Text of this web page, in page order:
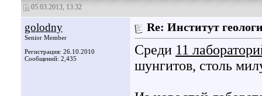
05.03.2013, 13:32
golodny
Senior Member
Регистрация: 26.10.2010
Сообщений: 2,435
Re: Институт
Среди 11
шунгитов, столь